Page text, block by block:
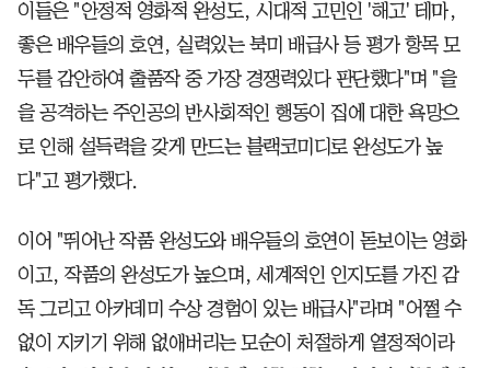
이들은 "안정적 영화적 완성도, 시대적 고민인 '해고' 테마,
좋은 배우들의 호연, 실력있는 북미 배급사 등 평가 항목 모
두를 감안하여 출품작 중 가장 경쟁력있다 판단했다"며 "을
을 공격하는 주인공의 반사회적인 행동이 집에 대한 욕망으
로 인해 설득력을 갖게 만드는 블랙코미디로 완성도가 높
다"고 평가했다.
이어 "뛰어난 작품 완성도와 배우들의 호연이 돋보이는 영화
이고, 작품의 완성도가 높으며, 세계적인 인지도를 가진 감
독 그리고 아카데미 수상 경험이 있는 배급사"라며 "어쩔 수
없이 지키기 위해 없애버리는 모순이 처절하게 열정적이라